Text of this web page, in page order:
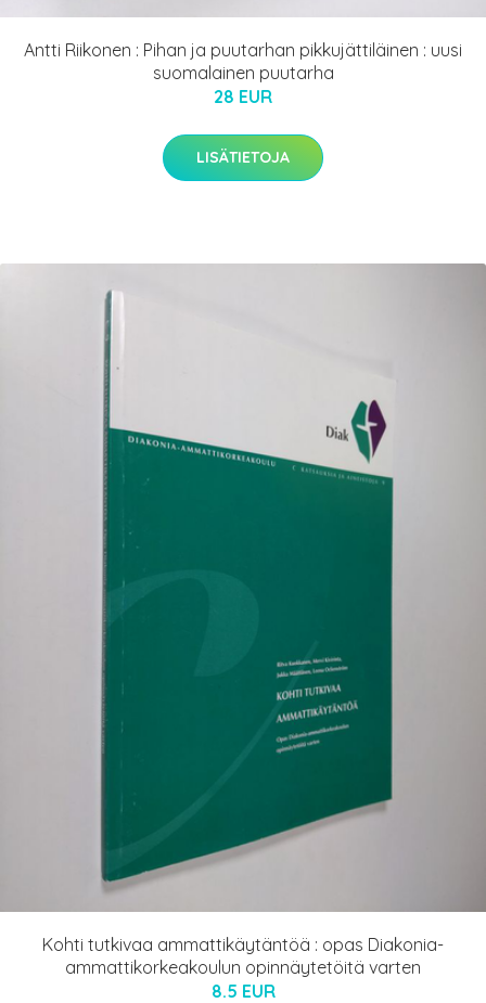
Antti Riikonen : Pihan ja puutarhan pikkujättiläinen : uusi
suomalainen puutarha
28 EUR
LISÄTIETOJA
Kohti tutkivaa ammattikäytäntöä : opas Diakonia-
ammattikorkeakoulun opinnäytetöitä varten
8.5 EUR